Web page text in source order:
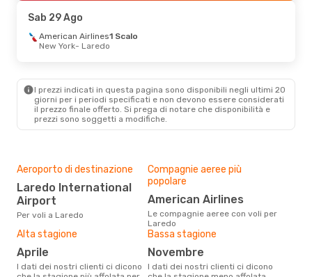
Laredo
- Fort Lauderdale
Sab 29 Ago
American Airlines1 Scalo
New York- Laredo
I prezzi indicati in questa pagina sono disponibili negli ultimi 20
giorni per i periodi specificati e non devono essere considerati
il ​​prezzo finale offerto. Si prega di notare che disponibilità e
prezzi sono soggetti a modifiche.
Aeroporto di destinazione
Laredo International
Airport
Per voli a Laredo
Compagnie aeree più
popolare
American Airlines
Le compagnie aeree con voli per
Laredo
Alta stagione
aprile
I dati dei nostri clienti ci dicono
Bassa stagione
novembre
I dati dei nostri clienti ci dicono